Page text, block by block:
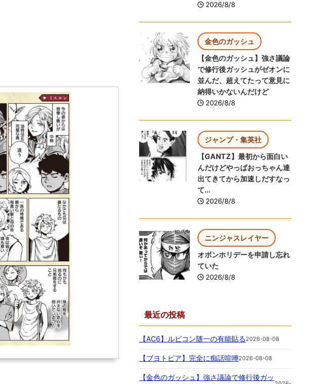
2026/8/8
金色のガッシュ
【金色のガッシュ】強さ議論
で修行後ガッシュがゼオンに
並んだ、超えてたって意見に
納得いかないんだけど
2026/8/8
ジャンプ・集英社
【GANTZ】最初から面白い
んだけどやっぱおっちゃん達
出てきてから加速しだすなっ
て…
2026/8/8
ニンジャスレイヤー
オボンホリデーを申請し忘れ
ていた
2026/8/8
最近の投稿
【AC6】ルビコン随一の有能貼る2026-08-08
【ブヨトピア】完全に痴話喧嘩2026-08-08
【金色のガッシュ】強さ議論で修行後ガッ